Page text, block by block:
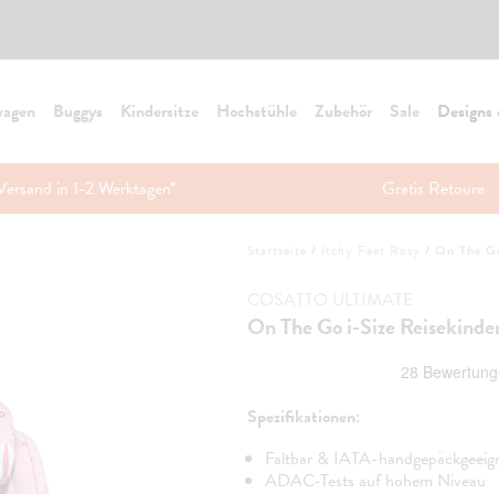
Buggys Kindersitze Hochstühle Zubehör Sale
in 1-2 Werktagen* Gratis Retoure
/ /
On The Go i-Size
Spezifikationen:
Faltbar & IATA-
ADAC-Tests auf hohem Niveau